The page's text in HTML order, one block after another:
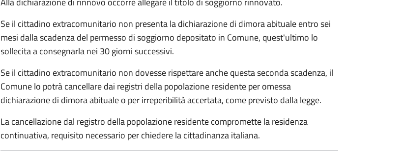
Se il cittadino extracomunitario non presenta la dichiarazione di dimora abituale entro sei
mesi dalla scadenza del permesso di soggiorno depositato in Comune, quest'ultimo lo
sollecita a consegnarla nei 30 giorni successivi.
Se il cittadino extracomunitario non dovesse rispettare anche questa seconda scadenza, il
Comune lo potrà cancellare dai registri della popolazione residente per omessa
dichiarazione di dimora abituale o per irreperibilità accertata, come previsto dalla legge.
La cancellazione dal registro della popolazione residente compromette la residenza
continuativa, requisito necessario per chiedere la cittadinanza italiana.